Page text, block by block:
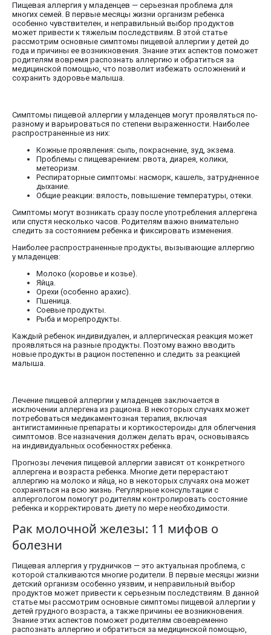
Пищевая аллергия у младенцев — серьезная проблема для
многих семей. В первые месяцы жизни организм ребенка
особенно чувствителен, и неправильный выбор продуктов
может привести к тяжелым последствиям. В этой статье
рассмотрим основные симптомы пищевой аллергии у детей до
года и причины ее возникновения. Знание этих аспектов поможет
родителям вовремя распознать аллергию и обратиться за
медицинской помощью, что позволит избежать осложнений и
сохранить здоровье малыша.
Симптомы пищевой аллергии у младенцев могут проявляться по-
разному и варьироваться по степени выраженности. Наиболее
распространенные из них:
Кожные проявления: сыпь, покраснение, зуд, экзема.
Проблемы с пищеварением: рвота, диарея, колики,
метеоризм.
Респираторные симптомы: насморк, кашель, затрудненное
дыхание.
Общие реакции: вялость, повышение температуры, отеки.
Симптомы могут возникать сразу после употребления аллергена
или спустя несколько часов. Родителям важно внимательно
следить за состоянием ребенка и фиксировать изменения.
Наиболее распространенные продукты, вызывающие аллергию
у младенцев:
Молоко (коровье и козье).
Яйца.
Орехи (особенно арахис).
Пшеница.
Соевые продукты.
Рыба и морепродукты.
Каждый ребенок индивидуален, и аллергическая реакция может
проявляться на разные продукты. Поэтому важно вводить
новые продукты в рацион постепенно и следить за реакцией
малыша.
Лечение пищевой аллергии у младенцев заключается в
исключении аллергена из рациона. В некоторых случаях может
потребоваться медикаментозная терапия, включая
антигистаминные препараты и кортикостероиды для облегчения
симптомов. Все назначения должен делать врач, основываясь
на индивидуальных особенностях ребенка.
Прогнозы лечения пищевой аллергии зависят от конкретного
аллергена и возраста ребенка. Многие дети перерастают
аллергию на молоко и яйца, но в некоторых случаях она может
сохраняться на всю жизнь. Регулярные консультации с
аллергологом помогут родителям контролировать состояние
ребенка и корректировать диету по мере необходимости.
Рак молочной железы: 11 мифов о
болезни
Пищевая аллергия у грудничков — это актуальная проблема, с
которой сталкиваются многие родители. В первые месяцы жизни
детский организм особенно уязвим, и неправильный выбор
продуктов может привести к серьезным последствиям. В данной
статье мы рассмотрим основные симптомы пищевой аллергии у
детей грудного возраста, а также причины ее возникновения.
Знание этих аспектов поможет родителям своевременно
распознать аллергию и обратиться за медицинской помощью,